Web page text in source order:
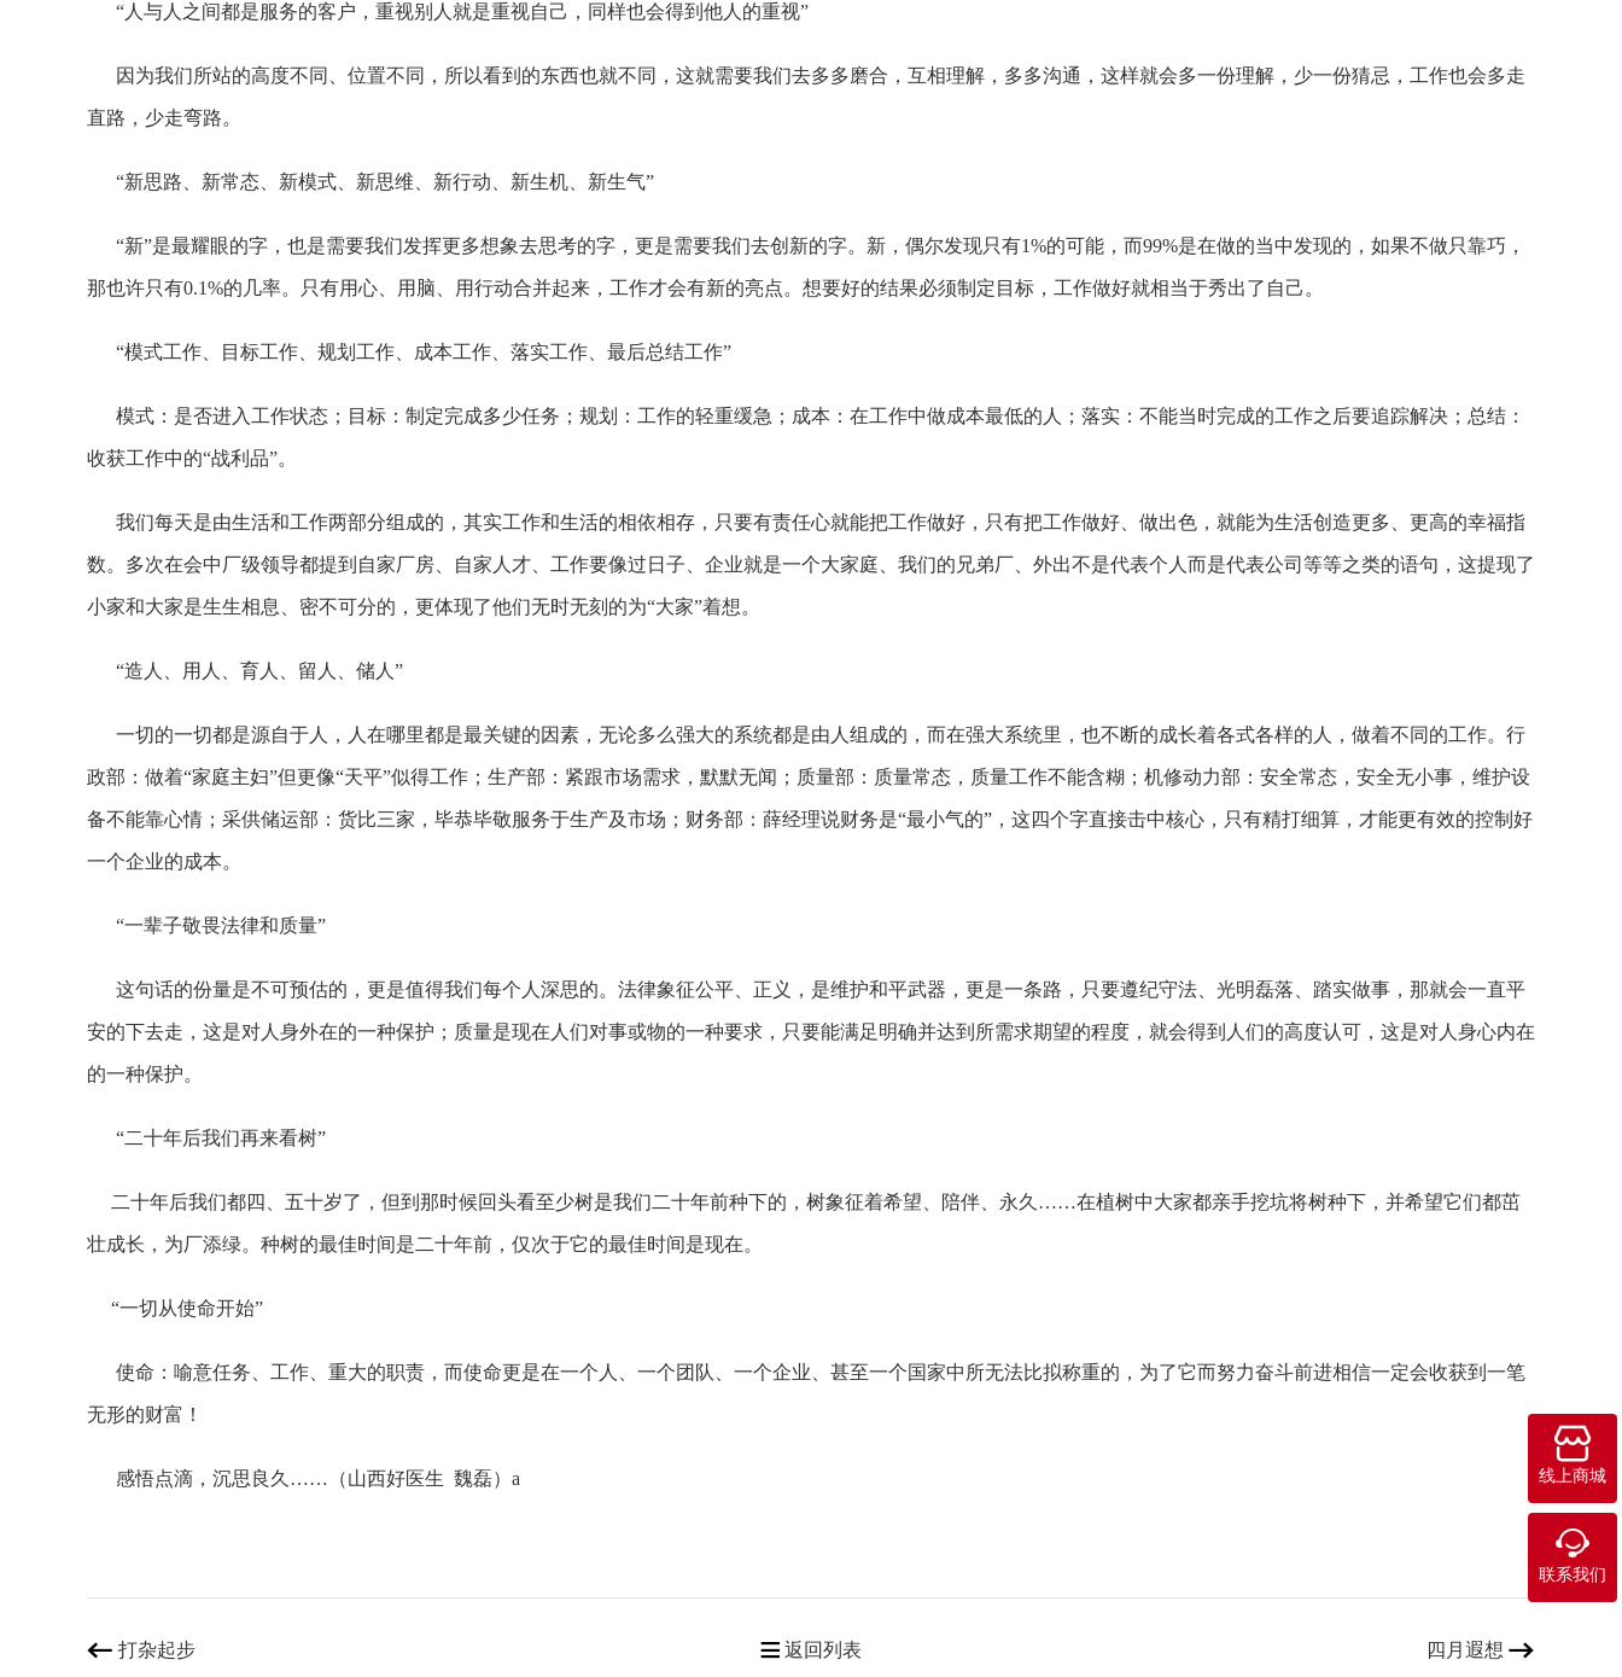
“人与人之间都是服务的客户，重视别人就是重视自己，同样也会得到他人的重视”
因为我们所站的高度不同、位置不同，所以看到的东西也就不同，这就需要我们去多多磨合，互相理解，多多沟通，这样就会多一份理解，少一份猜忌，工作也会多走
直路，少走弯路。
“新思路、新常态、新模式、新思维、新行动、新生机、新生气”
“新”是最耀眼的字，也是需要我们发挥更多想象去思考的字，更是需要我们去创新的字。新，偶尔发现只有1%的可能，而99%是在做的当中发现的，如果不做只靠巧，
那也许只有0.1%的几率。只有用心、用脑、用行动合并起来，工作才会有新的亮点。想要好的结果必须制定目标，工作做好就相当于秀出了自己。
“模式工作、目标工作、规划工作、成本工作、落实工作、最后总结工作”
模式：是否进入工作状态；目标：制定完成多少任务；规划：工作的轻重缓急；成本：在工作中做成本最低的人；落实：不能当时完成的工作之后要追踪解决；总结：
收获工作中的“战利品”。
我们每天是由生活和工作两部分组成的，其实工作和生活的相依相存，只要有责任心就能把工作做好，只有把工作做好、做出色，就能为生活创造更多、更高的幸福指
数。多次在会中厂级领导都提到自家厂房、自家人才、工作要像过日子、企业就是一个大家庭、我们的兄弟厂、外出不是代表个人而是代表公司等等之类的语句，这提现了
小家和大家是生生相息、密不可分的，更体现了他们无时无刻的为“大家”着想。
“造人、用人、育人、留人、储人”
一切的一切都是源自于人，人在哪里都是最关键的因素，无论多么强大的系统都是由人组成的，而在强大系统里，也不断的成长着各式各样的人，做着不同的工作。行
政部：做着“家庭主妇”但更像“天平”似得工作；生产部：紧跟市场需求，默默无闻；质量部：质量常态，质量工作不能含糊；机修动力部：安全常态，安全无小事，维护设
备不能靠心情；采供储运部：货比三家，毕恭毕敬服务于生产及市场；财务部：薛经理说财务是“最小气的”，这四个字直接击中核心，只有精打细算，才能更有效的控制好
一个企业的成本。
“一辈子敬畏法律和质量”
这句话的份量是不可预估的，更是值得我们每个人深思的。法律象征公平、正义，是维护和平武器，更是一条路，只要遵纪守法、光明磊落、踏实做事，那就会一直平
安的下去走，这是对人身外在的一种保护；质量是现在人们对事或物的一种要求，只要能满足明确并达到所需求期望的程度，就会得到人们的高度认可，这是对人身心内在
的一种保护。
“二十年后我们再来看树”
二十年后我们都四、五十岁了，但到那时候回头看至少树是我们二十年前种下的，树象征着希望、陪伴、永久……在植树中大家都亲手挖坑将树种下，并希望它们都茁
壮成长，为厂添绿。种树的最佳时间是二十年前，仅次于它的最佳时间是现在。
“一切从使命开始”
使命：喻意任务、工作、重大的职责，而使命更是在一个人、一个团队、一个企业、甚至一个国家中所无法比拟称重的，为了它而努力奋斗前进相信一定会收获到一笔
无形的财富！
感悟点滴，沉思良久……（山西好医生 魏磊）a
 打杂起步  返回列表 四月遐想 

线上商城

联系我们